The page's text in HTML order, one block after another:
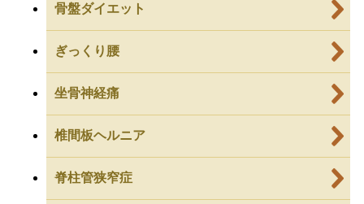
骨盤ダイエット
ぎっくり腰
坐骨神経痛
椎間板ヘルニア
脊柱管狭窄症